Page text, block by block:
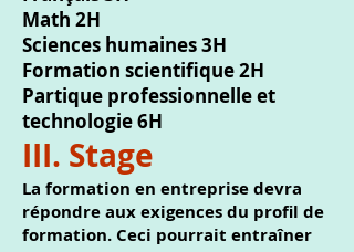
Math 2H
Sciences humaines 3H
Formation scientifique 2H
Partique professionnelle et
technologie 6H
III. Stage
La formation en entreprise devra
répondre aux exigences du profil de
formation. Ceci pourrait entraîner